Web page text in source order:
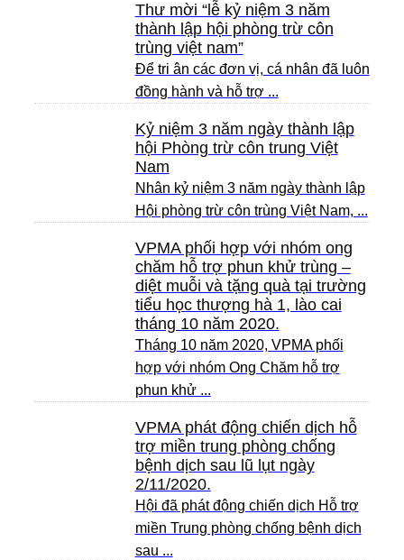
Thư mời “lễ kỷ niệm 3 năm
thành lập hội phòng trừ côn
trùng việt nam”
Để tri ân các đơn vị, cá nhân đã luôn
đồng hành và hỗ trợ ...
Kỷ niệm 3 năm ngày thành lập
hội Phòng trừ côn trung Việt
Nam
Nhân kỷ niệm 3 năm ngày thành lập
Hội phòng trừ côn trùng Việt Nam, ...
VPMA phối hợp với nhóm ong
chăm hỗ trợ phun khử trùng –
diệt muỗi và tặng quà tại trường
tiểu học thượng hà 1, lào cai
tháng 10 năm 2020.
Tháng 10 năm 2020, VPMA phối
hợp với nhóm Ong Chăm hỗ trợ
phun khử ...
VPMA phát động chiến dịch hỗ
trợ miền trung phòng chống
bệnh dịch sau lũ lụt ngày
2/11/2020.
Hội đã phát động chiến dịch Hỗ trợ
miền Trung phòng chống bệnh dịch
sau ...